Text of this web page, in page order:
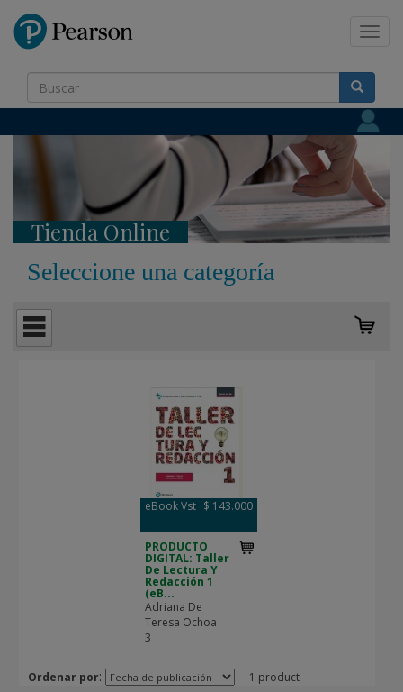
Tienda Online
Seleccione una categoría
eBook Vst $ 143.000
PRODUCTO
DIGITAL: Taller
De Lectura Y
Redacción 1
(eB...
Adriana De
Teresa Ochoa
3
Ordenar por: 1 product